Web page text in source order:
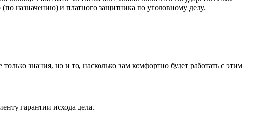
назначению) и платного защитника по уголовному делу.
знания, но и то, насколько вам комфортно будет работать с этим
гарантии исхода дела.